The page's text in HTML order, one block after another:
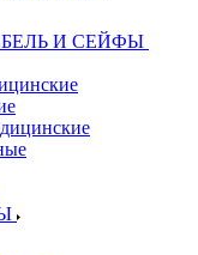
И СЕЙФЫ